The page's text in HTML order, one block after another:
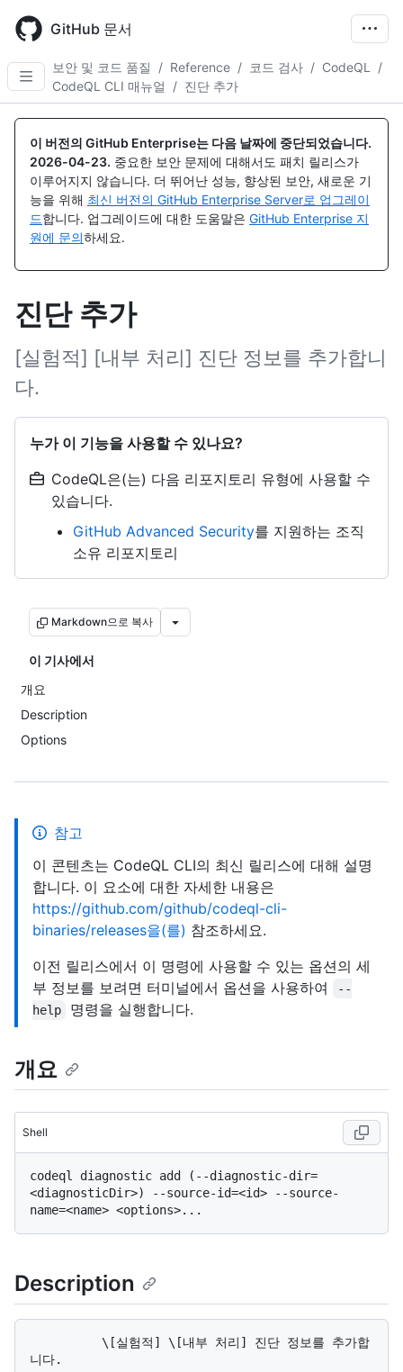
main
content
GitHub 문서
보안 및 코드 품질 / Reference / 코드 검사 / CodeQL
/
CodeQL CLI 매뉴얼
/ 진단 추가
이 버전의 GitHub Enterprise는 다음 날짜에 중단되었습니다.
2026-04-23. 중요한 보안 문제에 대해서도 패치 릴리스가
이루어지지 않습니다. 더 뛰어난 성능, 향상된 보안, 새로운 기
능을 위해 최신 버전의 GitHub Enterprise Server로 업그레이
드합니다. 업그레이드에 대한 도움말은 GitHub Enterprise 지
원에 문의하세요.
진단 추가
[실험적] [내부 처리] 진단 정보를 추가합니
다.
누가 이 기능을 사용할 수 있나요?
CodeQL은(는) 다음 리포지토리 유형에 사용할 수
있습니다.
GitHub Advanced Security를 지원하는 조직
소유 리포지토리
Markdown으로 복사
이 기사에서
개요
Description
Options
참고
이 콘텐츠는 CodeQL CLI의 최신 릴리스에 대해 설명
합니다. 이 요소에 대한 자세한 내용은
https://github.com/github/codeql-cli-
binaries/releases을(를) 참조하세요.
이전 릴리스에서 이 명령에 사용할 수 있는 옵션의 세
부 정보를 보려면 터미널에서 옵션을 사용하여
--
help
명령을 실행합니다.
개요
Shell
codeql diagnostic add (--diagnostic-dir=
<diagnosticDir>) --source-id=<id> --source-
Description
니다.